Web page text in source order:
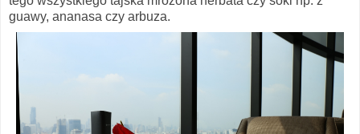
guawy, ananasa czy arbuza.